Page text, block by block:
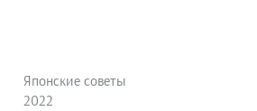
Японские советы
2022